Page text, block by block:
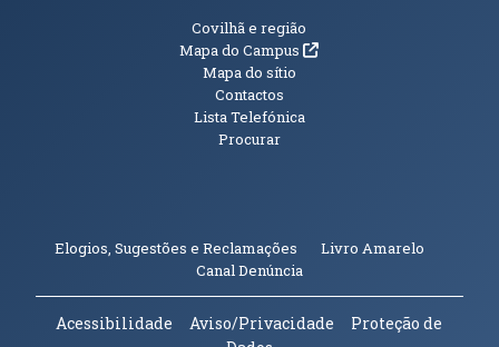
Informações Adicionais
Covilhã e região
Mapa do Campus(abre em nova janela)
Mapa do sítio
Contactos
Lista Telefónica
Procurar
Elogios, Sugestões e Reclamações Livro Amarelo
Canal Denúncia(abre em nova janela)
Acessibilidade Aviso/Privacidade
Proteção de